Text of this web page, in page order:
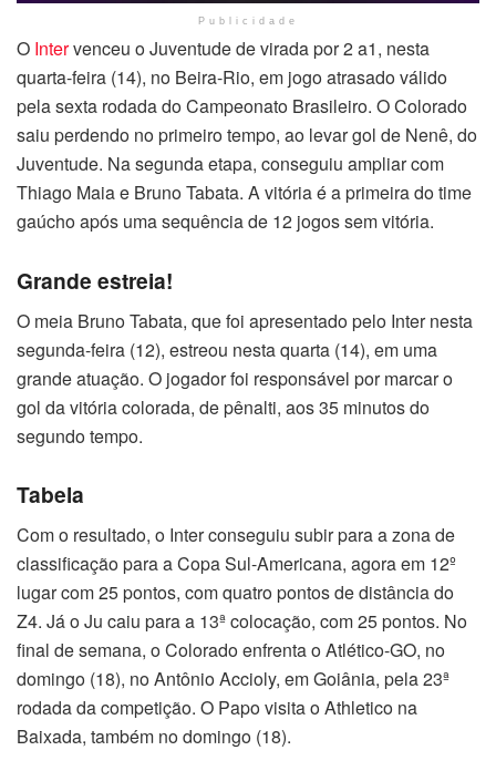
Publicidade
O Intervenceu o Juventude de virada por 2 a1, nesta
quarta-feira (14), no Beira-Rio, em jogo atrasado válido
pela sexta rodada do Campeonato Brasileiro. O Colorado
saiu perdendo no primeiro tempo, ao levar gol de Nenê, do
Juventude. Na segunda etapa, conseguiu ampliar com
Thiago Maia e Bruno Tabata. A vitória é a primeira do time
gaúcho após uma sequência de 12 jogos sem vitória.
Grande estreia!
O meia Bruno Tabata, que foi apresentado pelo Inter nesta
segunda-feira (12), estreou nesta quarta (14), em uma
grande atuação. O jogador foi responsável por marcar o
gol da vitória colorada, de pênalti, aos 35 minutos do
segundo tempo.
Tabela
Com o resultado, o Inter conseguiu subir para a zona de
classificação para a Copa Sul-Americana, agora em 12º
lugar com 25 pontos, com quatro pontos de distância do
Z4. Já o Ju caiu para a 13ª colocação, com 25 pontos. No
final de semana, o Colorado enfrenta o Atlético-GO, no
domingo (18), no Antônio Accioly, em Goiânia, pela 23ª
rodada da competição. O Papo visita o Athletico na
Baixada, também no domingo (18).